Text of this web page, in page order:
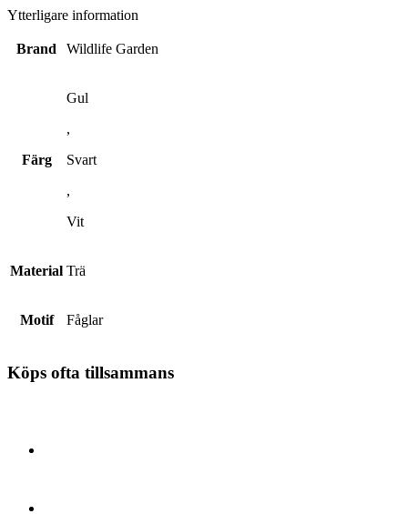
Ytterligare information
Brand Wildlife Garden
Färg
Gul
,
Svart
,
Vit
Material Trä
Motif Fåglar
Köps ofta tillsammans